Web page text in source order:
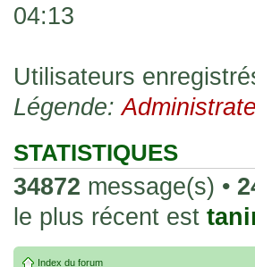
26 Déc 2023, 13:46
acheter une réédition
02 Juin 2023, 14:17
par
Bonjour
20 , je trouve la carte
collection les carte sont
24 Oct 2022, 13:37
par
de Lucy de Cyberpunk
04:13
Utilisateurs
Légende:
STATISTIQUES
34872 message(s) •
le plus récent est
Index du forum